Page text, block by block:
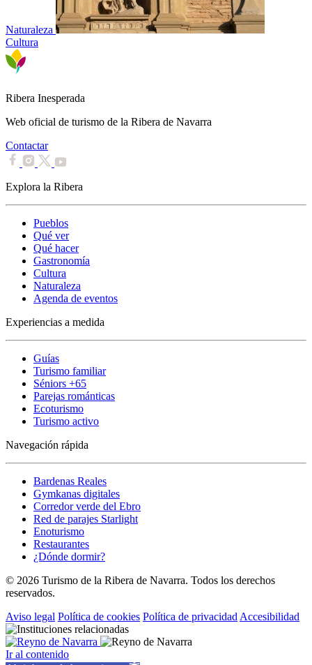
Naturaleza
Cultura
Ribera Inesperada
Web oficial de turismo de la Ribera de Navarra
Contactar
Explora la Ribera
Pueblos
Qué ver
Qué hacer
Gastronomía
Cultura
Naturaleza
Agenda de eventos
Experiencias a medida
Guías
Turismo familiar
Séniors +65
Parejas románticas
Ecoturismo
Turismo activo
Navegación rápida
Bardenas Reales
Gymkanas digitales
Corredor verde del Ebro
Red de parajes Starlight
Enoturismo
Restaurantes
¿Dónde dormir?
© 2026 Turismo de la Ribera de Navarra. Todos los derechos
reservados.
Aviso legal Política de cookies Política de privacidad Accesibilidad
Ir al contenido